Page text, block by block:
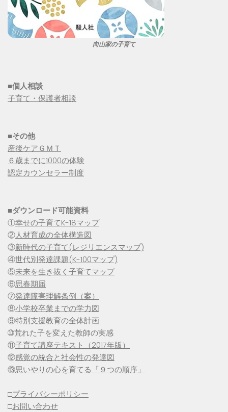
向山家の子育て
■個人相談
子育て・保護者相談
■その他
産後ケアＧＭＴ
６歳までに1000の体験
認定カウンセラー制度
■ダウンロード可能資料
①幸せの子育てK-18マップ
②人材育成の全体構造図
③新時代の子育て(レジリエンスマップ)
④世代別発達課題(K-100マップ)
⑤未来を生き抜く子育てマップ
⑥思春期届
⑦発達障害理解条例（案）
⑧小学校卒業までの学力図
⑨特別支援教育の全体計画
➉荒れた子を変えた教師の実感
⑪子育て講座テキスト（2017年版）
⑫感覚の統合と社会性の発達図
⑬思いやりの心を育てる「９つの順序」
□プライバシーポリシー
□お問い合わせ